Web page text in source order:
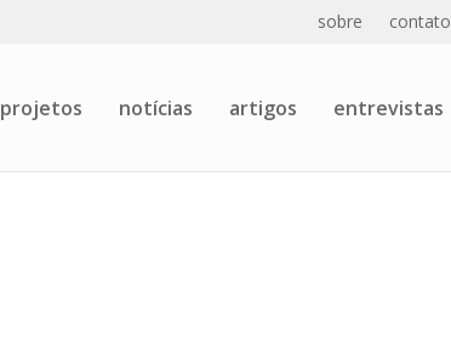
sobre contato
projetos notícias artigos entrevistas